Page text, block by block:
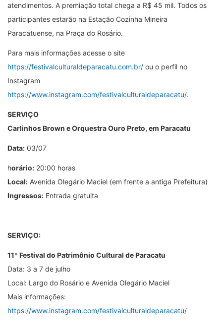
atendimentos. A premiação total chega a R$ 45 mil. Todos os
participantes estarão na Estação Cozinha Mineira
Paracatuense, na Praça do Rosário.
Para mais informações acesse o site
https://festivalculturaldeparacatu.com.br/ ou o perfil no
Instagram
https://www.instagram.com/festivalculturaldeparacatu/.
SERVIÇO
Carlinhos Brown e Orquestra Ouro Preto, em Paracatu
Data: 03/07
horário: 20:00 horas
Local: Avenida Olegário Maciel (em frente a antiga Prefeitura)
Ingressos: Entrada gratuita
SERVIÇO:
11º Festival do Patrimônio Cultural de Paracatu
Data: 3 a 7 de julho
Local: Largo do Rosário e Avenida Olegário Maciel
Mais informações:
https://www.instagram.com/festivalculturaldeparacatu/